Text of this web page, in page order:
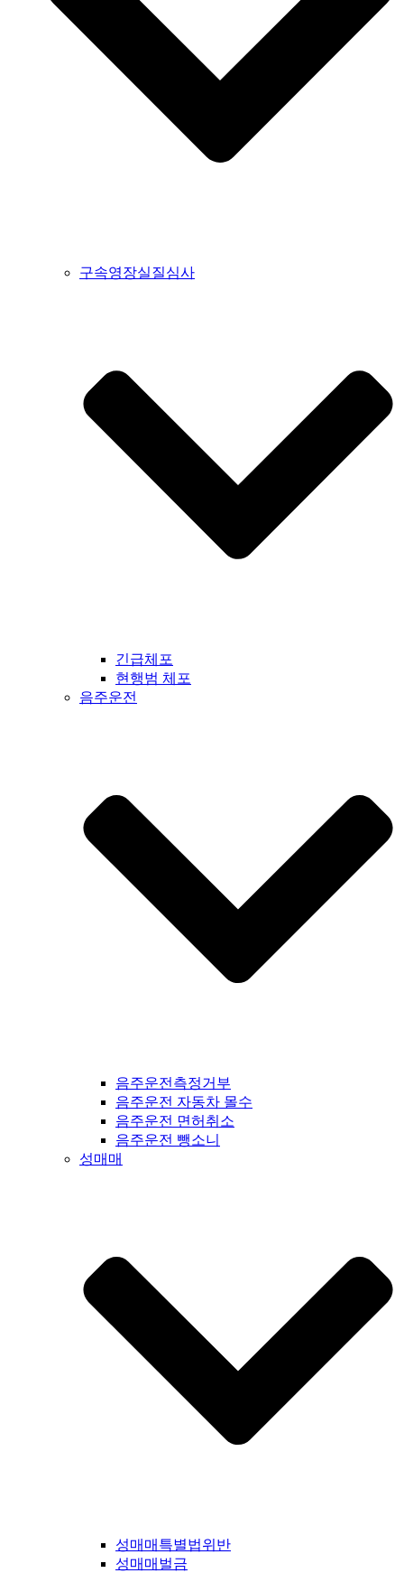
구속영장실질심사
긴급체포
현행범 체포
음주운전
음주운전측정거부
음주운전 자동차 몰수
음주운전 면허취소
음주운전 뺑소니
성매매
성매매특별법위반
성매매벌금